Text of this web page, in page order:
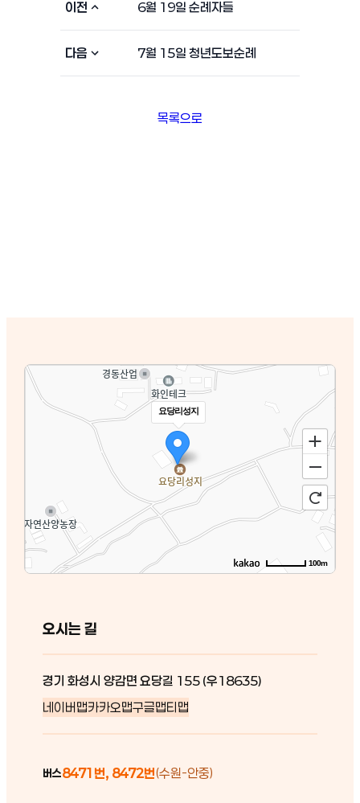
이전 6월 19일 순례자들
다음 7월 15일 청년도보순례
목록으로
요당리성지
100m
오시는 길
경기 화성시 양감면 요당길 155 (우18635)
네이버맵카카오맵구글맵티맵
버스8471번, 8472번(수원-안중)